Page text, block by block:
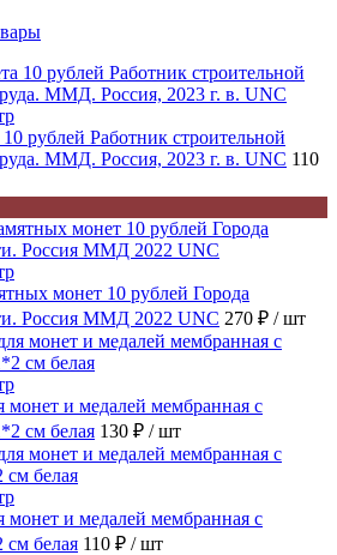
рублей Работник строительной
ММД. Россия, 2023 г. в. UNC 110
монет 10 рублей Города
Россия ММД 2022 UNC 270 ₽ / шт
монет и медалей мембранная с
см белая 130 ₽ / шт
монет и медалей мембранная с
см белая 110 ₽ / шт